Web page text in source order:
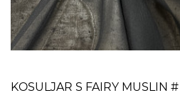
KOSULJAR S FAIRY MUSLIN